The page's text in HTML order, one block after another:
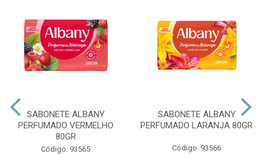
SABONETE ALBANY
PERFUMADO VERMELHO
80GR
Código: 93565
SABONETE ALBANY
PERFUMADO LARANJA 80GR
Código: 93566